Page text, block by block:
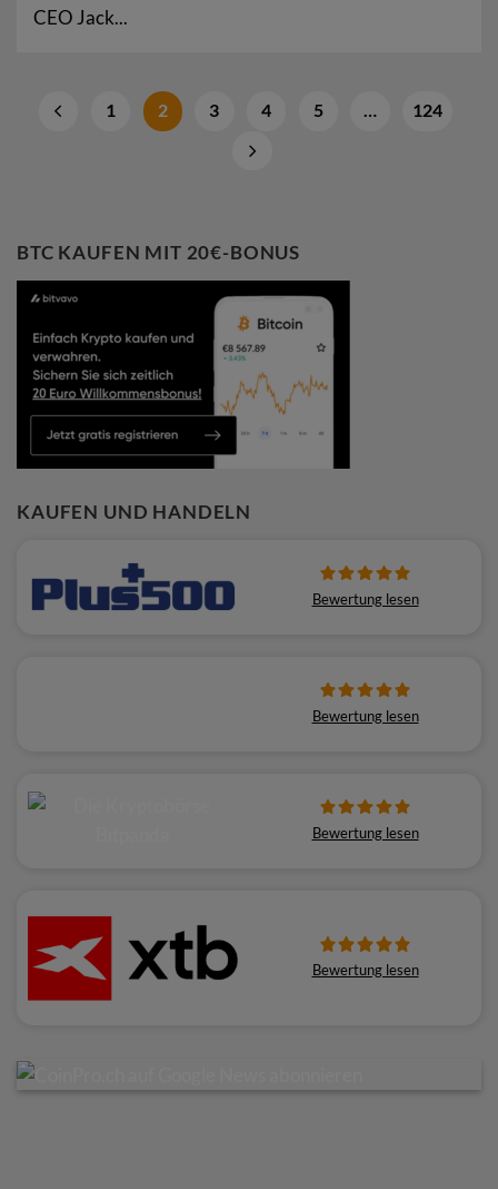
CEO Jack...
1 2 3 4 5 … 124
BTC KAUFEN MIT 20€-BONUS
KAUFEN UND HANDELN
Bewertung lesen
Bewertung lesen
Bewertung lesen
Bewertung lesen